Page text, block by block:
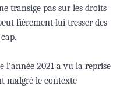
transige pas sur les droits
fièrement lui tresser des
l’année 2021 a vu la reprise
malgré le contexte